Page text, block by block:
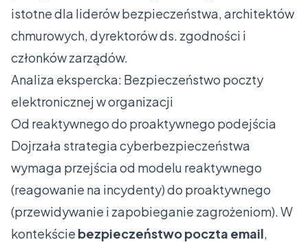
istotne dla liderów bezpieczeństwa, architektów
chmurowych, dyrektorów ds. zgodności i
członków zarządów.
Analiza ekspercka: Bezpieczeństwo poczty
elektronicznej w organizacji
Od reaktywnego do proaktywnego podejścia
Dojrzała strategia cyberbezpieczeństwa
wymaga przejścia od modelu reaktywnego
(reagowanie na incydenty) do proaktywnego
(przewidywanie i zapobieganie zagrożeniom). W
kontekście bezpieczeństwo poczta email,